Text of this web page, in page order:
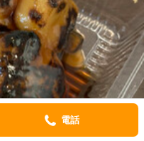
電話